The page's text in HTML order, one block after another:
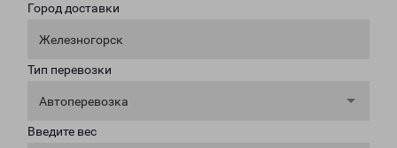
Город доставки
Железногорск
Тип перевозки
Автоперевозка
Введите вес